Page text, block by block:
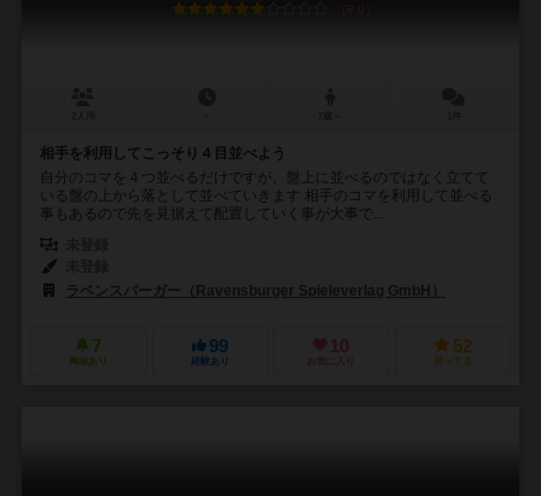
6.0
相手を利用してこっそり４目並べよう
自分のコマを４つ並べるだけですが、盤上に並べるのではなく立てて
いる盤の上から落として並べていきます 相手のコマを利用して並べる
事もあるので先を見据えて配置していく事が大事で...
ラベンスバーガー（Ravensburger Spieleverlag GmbH）
7
興味あり
99
経験あり
10
お気に入り
52
持ってる